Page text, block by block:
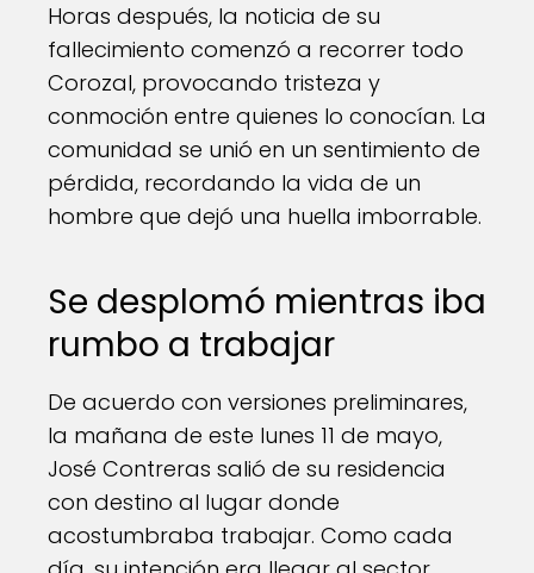
Horas después, la noticia de su
fallecimiento comenzó a recorrer todo
Corozal, provocando tristeza y
conmoción entre quienes lo conocían. La
comunidad se unió en un sentimiento de
pérdida, recordando la vida de un
hombre que dejó una huella imborrable.
Se desplomó mientras iba
rumbo a trabajar
De acuerdo con versiones preliminares,
la mañana de este lunes 11 de mayo,
José Contreras salió de su residencia
con destino al lugar donde
acostumbraba trabajar. Como cada